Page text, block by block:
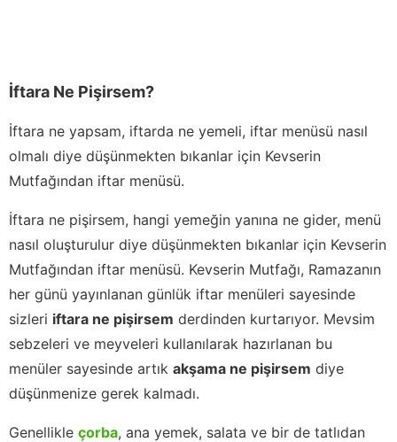
İftara Ne Pişirsem?
İftara ne yapsam, iftarda ne yemeli, iftar menüsü nasıl
olmalı diye düşünmekten bıkanlar için Kevserin
Mutfağından iftar menüsü.
İftara ne pişirsem, hangi yemeğin yanına ne gider, menü
nasıl oluşturulur diye düşünmekten bıkanlar için Kevserin
Mutfağından iftar menüsü. Kevserin Mutfağı, Ramazanın
her günü yayınlanan günlük iftar menüleri sayesinde
sizleri iftara ne pişirsem derdinden kurtarıyor. Mevsim
sebzeleri ve meyveleri kullanılarak hazırlanan bu
menüler sayesinde artık akşama ne pişirsem diye
düşünmenize gerek kalmadı.
Genellikle çorba, ana yemek, salata ve bir de tatlıdan